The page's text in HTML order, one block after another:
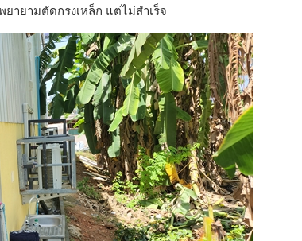
ายามตัดกรงเหล็ก แต่ไม่สำเร็จ